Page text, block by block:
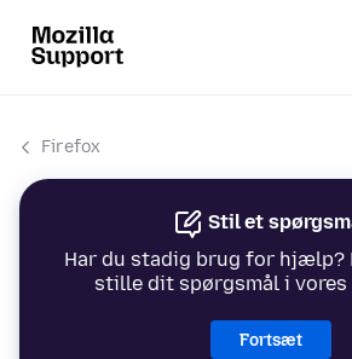
Firefox
Stil et
Har du stadig brug for hjælp?
stille dit spørgsmål i vores
Fortsæt